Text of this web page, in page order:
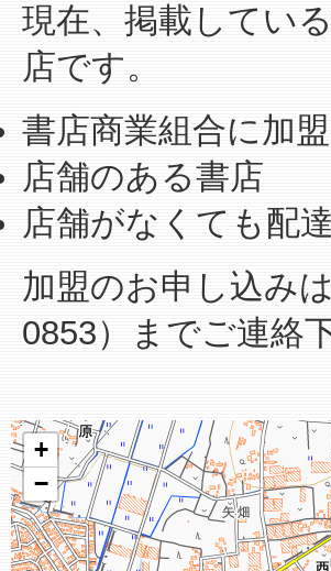
現在、掲載してい
店です。
書店商業組合に加
店舗のある書店
店舗がなくても配
加盟のお申し込み
0853）までご連絡
+
−